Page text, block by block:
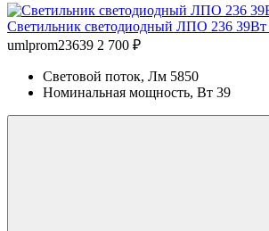
Светильник светодиодный ЛПО 236
umlprom23639 2 700 ₽
Световой поток, Лм 5850
Номинальная мощность, Вт 39